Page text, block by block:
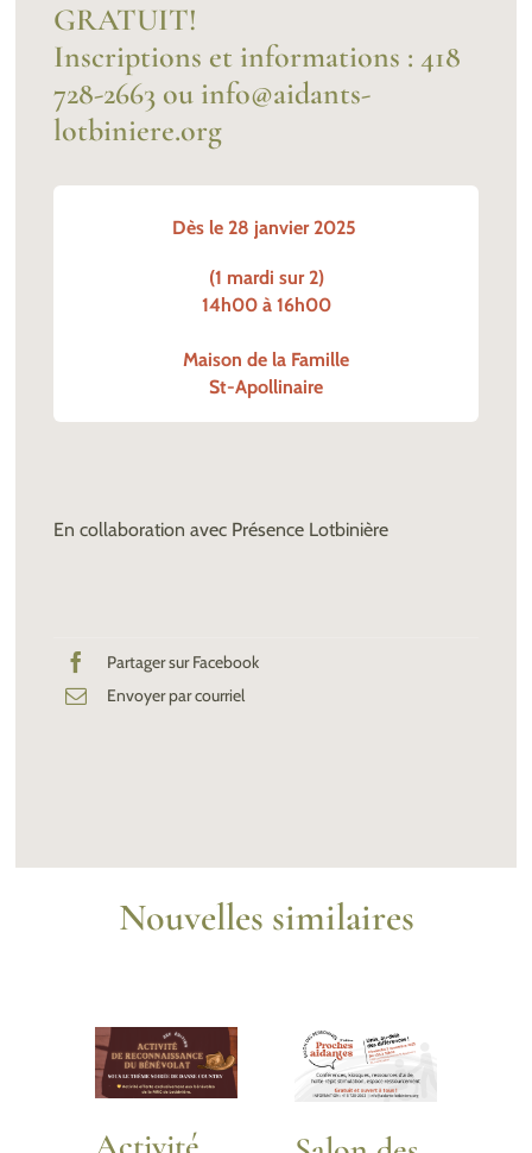
GRATUIT!
Inscriptions et informations : 418
728-2663 ou info@aidants-
lotbiniere.org
Dès le 28 janvier 2025
(1 mardi sur 2)
14h00 à 16h00
Maison de la Famille
St-Apollinaire
En collaboration avec Présence Lotbinière
Partager sur Facebook
Envoyer par courriel
Nouvelles similaires